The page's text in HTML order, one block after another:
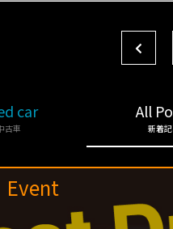
car
古車
All
新着
Event